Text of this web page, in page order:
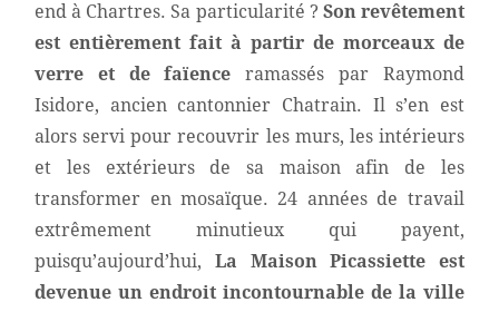
end à Chartres. Sa particularité ? Son revêtement
est entièrement fait à partir de morceaux de
verre et de faïence ramassés par Raymond
Isidore, ancien cantonnier Chatrain. Il s’en est
alors servi pour recouvrir les murs, les intérieurs
et les extérieurs de sa maison afin de les
transformer en mosaïque. 24 années de travail
extrêmement minutieux qui payent,
puisqu’aujourd’hui, La Maison Picassiette est
devenue un endroit incontournable de la ville